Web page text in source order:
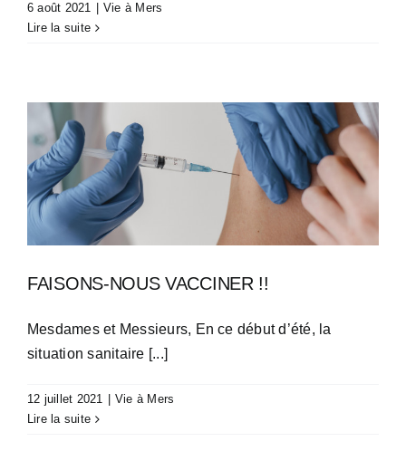
6 août 2021
Vie à Mers
Lire la suite
FAISONS-NOUS VACCINER !!
Mesdames et Messieurs, En ce début d’été, la
situation sanitaire [...]
12 juillet 2021
Vie à Mers
Lire la suite